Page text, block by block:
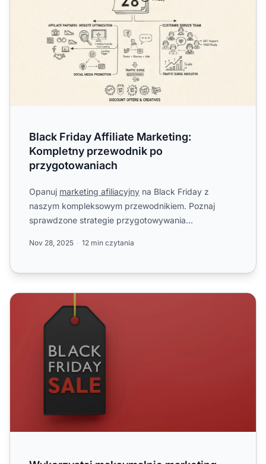
Black Friday Affiliate Marketing:
Kompletny przewodnik po
przygotowaniach
Opanuj marketing afiliacyjny na Black Friday z
naszym kompleksowym przewodnikiem. Poznaj
sprawdzone strategie przygotowywania
Nov 28, 2025 12 min czytania
Wykorzystaj maksymalnie marketing afiliacyjny w Black